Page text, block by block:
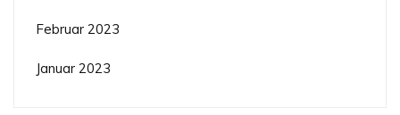
Februar 2023
Januar 2023